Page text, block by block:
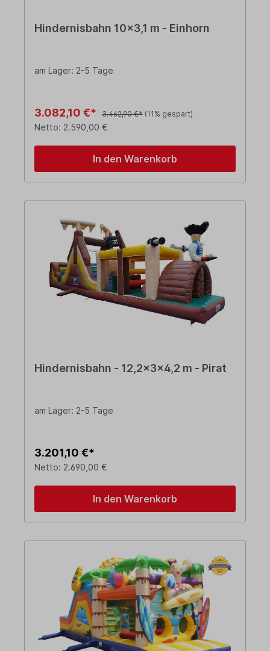
Hindernisbahn 10x3,1 m - Einhorn
am Lager: 2-5 Tage
3.082,10 €* 3.462,90 €* (11% gespart)
Netto: 2.590,00 €
In den Warenkorb
Hindernisbahn - 12,2x3x4,2 m - Pirat
am Lager: 2-5 Tage
3.201,10 €*
Netto: 2.690,00 €
In den Warenkorb